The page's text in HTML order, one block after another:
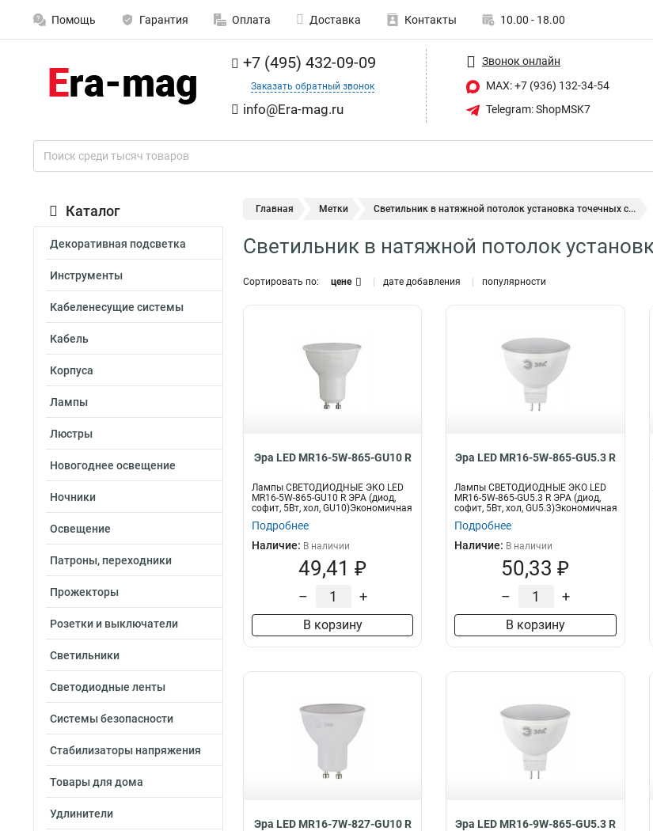
Помощь Гарантия Оплата Доставка Контакты 10.00 - 18.00
+7 (495) 432-09-09
Заказать обратный звонок
info@Era-mag.ru
Звонок онлайн
MAX: +7 (936) 132-34-54
Telegram: ShopMSK7
Каталог
Декоративная подсветка
Инструменты
Кабеленесущие системы
Кабель
Корпуса
Лампы
Люстры
Новогоднее освещение
Ночники
Освещение
Патроны, переходники
Прожекторы
Розетки и выключатели
Светильники
Светодиодные ленты
Системы безопасности
Стабилизаторы напряжения
Товары для дома
Удлинители
Главная Метки Светильник в натяжной потолок установка точечных с...
Светильник в натяжной потолок
Сортировать по: цене дате добавления популярности
Эра LED MR16-5W-865-GU10 R
Лампы СВЕТОДИОДНЫЕ ЭКО LED
MR16-5W-865-GU10 R ЭРА (диод,
софит, 5Вт, хол, GU10)Экономичная
Подробнее
Наличие: В наличии
49,41 ₽
– +
В корзину
Эра LED MR16-5W-865-GU5.3 R
Лампы СВЕТОДИОДНЫЕ ЭКО LED
MR16-5W-865-GU5.3 R ЭРА (диод,
софит, 5Вт, хол, GU5.3)Экономичная
Подробнее
Наличие: В наличии
50,33 ₽
– +
В корзину
Эра LED MR16-7W-827-GU10 R Эра LED MR16-9W-865-GU5.3 R